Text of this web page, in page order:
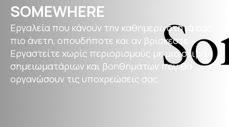
SOMEWHERE
Εργαλεία που κάνουν την καθημερινότητά σας
πιο άνετη, οπουδήποτε και αν βρίσκεστε.
Εργαστείτε χωρίς περιορισμούς με μια σειρά
σημειωματάριων και βοηθημάτων που θα
οργανώσουν τις υποχρεώσεις σας.